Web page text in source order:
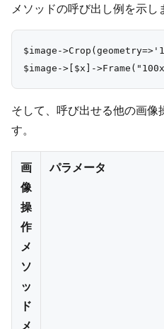
メソッドの呼び出し例を示し
$image-
そして、呼び出せる他の画像
す。
画
像
操
作
メ
ソ
ッ
ド
メ
パラメータ